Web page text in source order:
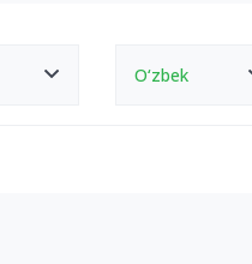
O‘zbek